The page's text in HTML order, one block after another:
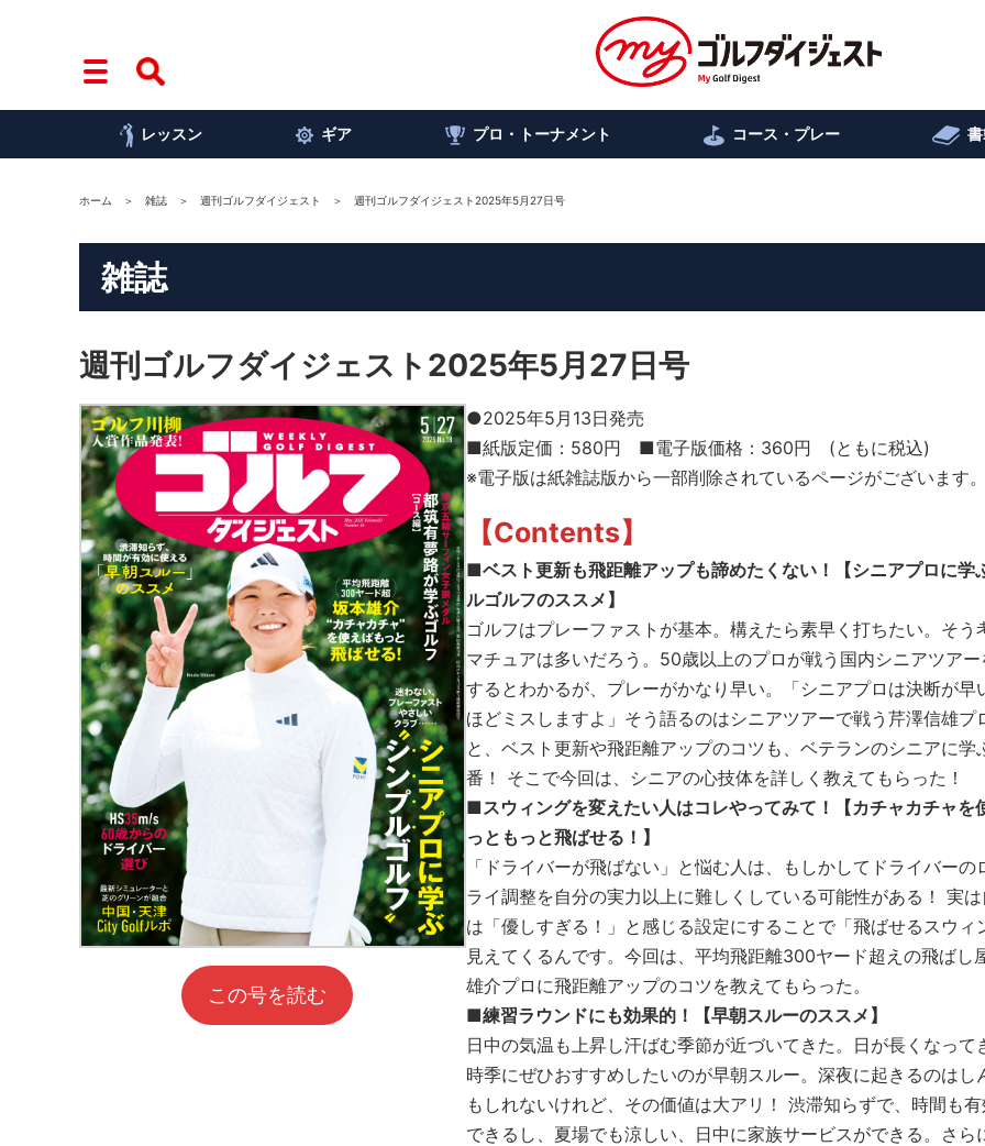
レッスン ギア プロ・トーナメント コース・プレー
ホーム 雑誌 週刊ゴルフダイジェスト 週刊ゴルフダイジェスト2025年5月27日号
雑誌
週刊ゴルフダイジェスト2025年5月27日号
この号を読む
●2025年5月13日発売
■紙版定価：580円 ■電子版価格：360円 (ともに税込)
※電子版は紙雑誌版から一部削除されているページがございます
【Contents】
■ベスト更新も飛距離アップも諦めたくない！【シニアプロに学
ルゴルフのススメ】
ゴルフはプレーファストが基本。構えたら素早く打ちたい。そう
マチュアは多いだろう。50歳以上のプロが戦う国内シニアツア
するとわかるが、プレーがかなり早い。「シニアプロは決断が早
ほどミスしますよ」そう語るのはシニアツアーで戦う芹澤信雄プ
と、ベスト更新や飛距離アップのコツも、ベテランのシニアに学
番！ そこで今回は、シニアの心技体を詳しく教えてもらった！
■スウィングを変えたい人はコレやってみて！【カチャカチャを
っともっと飛ばせる！】
「ドライバーが飛ばない」と悩む人は、もしかしてドライバーの
ライ調整を自分の実力以上に難しくしている可能性がある！ 実
は「優しすぎる！」と感じる設定にすることで「飛ばせるスウィ
見えてくるんです。今回は、平均飛距離300ヤード超えの飛ばし
雄介プロに飛距離アップのコツを教えてもらった。
■練習ラウンドにも効果的！【早朝スルーのススメ】
日中の気温も上昇し汗ばむ季節が近づいてきた。日が長くなって
時季にぜひおすすめしたいのが早朝スルー。深夜に起きるのはし
もしれないけれど、その価値は大アリ！ 渋滞知らずで、時間も
できるし、夏場でも涼しい、日中に家族サービスができる。さら